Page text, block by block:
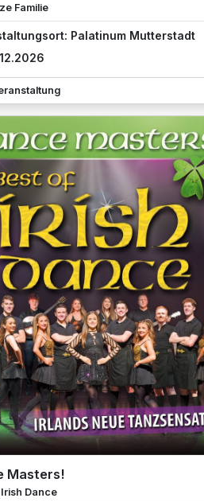
Familie
Palatinum Mutterstadt
Masters!
Dance